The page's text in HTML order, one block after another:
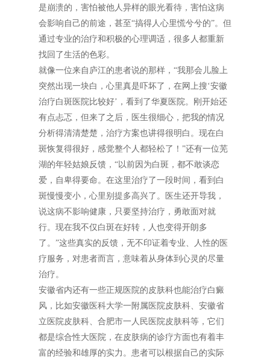
是崩溃的，害怕被他人异样的眼光看待，害怕这病
会影响自己的前途，甚至“搞得人心里慌兮兮的”。但
通过专业的治疗和积极的心理调适，很多人都重新
找回了生活的色彩。
就像一位来自庐江的患者说的那样，“我那会儿脸上
突然出现一块白，心里真是吓坏了，在网上搜‘安徽
治疗白斑医院比较好’，看到了华夏医院。刚开始还
有点忐忑，但来了之后，医生很细心，把我的情况
分析得清清楚楚，治疗方案也讲得很明白。现在白
斑恢复得很好，感觉整个人都轻松了！”还有一位芜
湖的年轻姑娘反馈，“以前因为白斑，都不敢谈恋
爱，自卑得要命。在这里治疗了一段时间，看到白
斑慢慢变小，心里别提多高兴了。医生还开导我，
说这病不影响健康，只要坚持治疗，勇敢面对就
行。现在我不仅白斑在好转，人也变得开朗多
了。”这些真实的反馈，无不印证着专业、人性的医
疗服务，对患者而言，意味着从身体到心灵的尽量
治疗。
安徽省内还有一些正规医院的皮肤科也能治疗白癜
风，比如安徽医科大学一附属医院皮肤科、安徽省
立医院皮肤科、合肥市一人民医院皮肤科等，它们
都是综合性大医院，在皮肤病的诊疗方面也有着丰
富的经验和雄厚的实力。患者可以根据自己的实际